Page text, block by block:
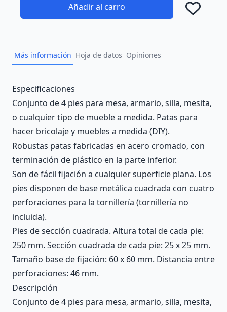
Añadir al carro
Más información Hoja de datos Opiniones
Description
Especificaciones
Conjunto de 4 pies para mesa, armario, silla, mesita,
o cualquier tipo de mueble a medida. Patas para
hacer bricolaje y muebles a medida (DIY).
Robustas patas fabricadas en acero cromado, con
terminación de plástico en la parte inferior.
Son de fácil fijación a cualquier superficie plana. Los
pies disponen de base metálica cuadrada con cuatro
perforaciones para la tornillería (tornillería no
incluida).
Pies de sección cuadrada. Altura total de cada pie:
250 mm. Sección cuadrada de cada pie: 25 x 25 mm.
Tamaño base de fijación: 60 x 60 mm. Distancia entre
perforaciones: 46 mm.
Descripción
Conjunto de 4 pies para mesa, armario, silla, mesita,